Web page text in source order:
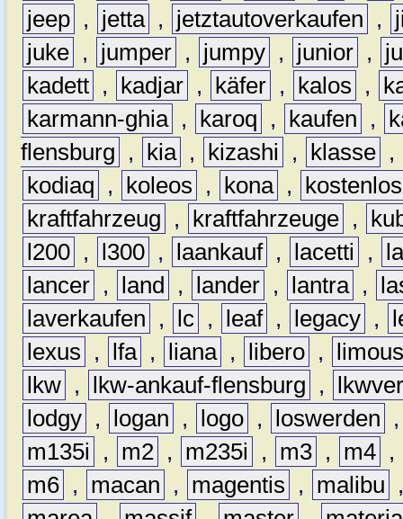
jeep , jetta , jetztautoverkaufen ,
juke , jumper , jumpy , junior ,
kadett , kadjar , käfer , kalos ,
karmann-ghia , karoq , kaufen ,
flensburg
, kia , kizashi , klasse ,
kodiaq
, koleos , kona ,
kostenlos
kraftfahrzeug
, kraftfahrzeuge ,
l200 , l300 , laankauf , lacetti ,
lancer , land , lander , lantra ,
laverkaufen
, lc , leaf , legacy ,
lexus
, lfa , liana , libero ,
lkw , lkw-ankauf-flensburg ,
lodgy , logan , logo , loswerden
m135i
, m2 , m235i , m3 , m4 ,
m6 , macan , magentis , malibu